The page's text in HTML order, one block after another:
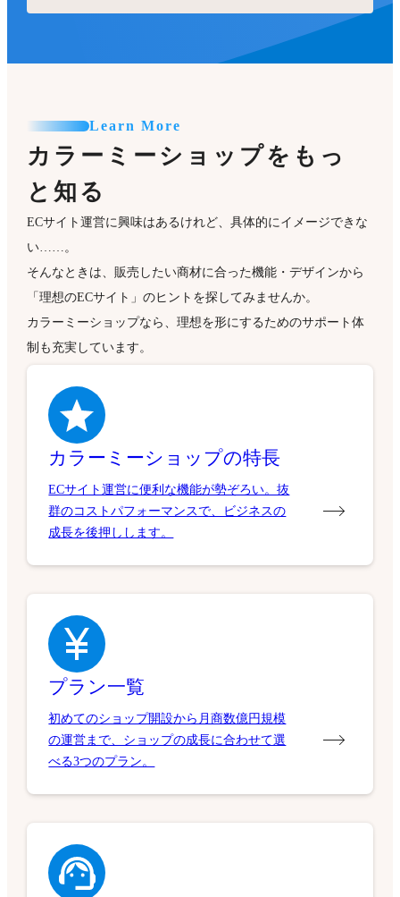
Learn More
カラーミーショップをもっ
と知る
ECサイト運営に興味はあるけれど、具体的にイメージできな
い……。
そんなときは、販売したい商材に合った機能・デザインから
「理想のECサイト」のヒントを探してみませんか。
カラーミーショップなら、理想を形にするためのサポート体
制も充実しています。
カラーミーショップの特長
ECサイト運営に便利な機能が勢ぞろい。抜
群のコストパフォーマンスで、ビジネスの
成長を後押しします。
プラン一覧
初めてのショップ開設から月商数億円規模
の運営まで、ショップの成長に合わせて選
べる3つのプラン。